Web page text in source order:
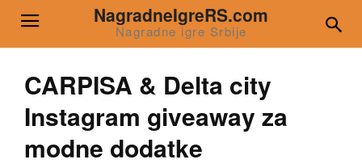
NagradneIgreRS.com
Nagradne igre Srbije
CARPISA & Delta city
Instagram giveaway za
modne dodatke